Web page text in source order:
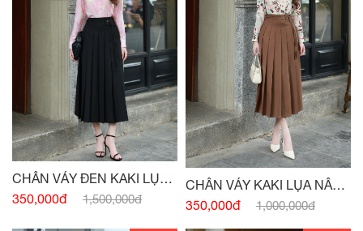
CHÂN VÁY ĐEN KAKI LỤA
XẾP LY
350,000đ 1,500,000đ
CHÂN VÁY KAKI LỤA NÂU
TÂY XẾP LY
350,000đ 1,000,000đ